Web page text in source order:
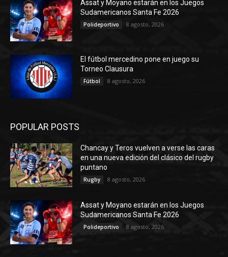
Assat y Moyano estarán en los Juegos
Sudamericanos Santa Fe 2026
Polideportivo 8 agosto, 2026
El fútbol mercedino pone en juego su
Torneo Clausura
Fútbol 8 agosto, 2026
POPULAR POSTS
Chancay y Teros vuelven a verse las caras
en una nueva edición del clásico del rugby
puntano
Rugby 8 agosto, 2026
Assat y Moyano estarán en los Juegos
Sudamericanos Santa Fe 2026
Polideportivo 8 agosto, 2026